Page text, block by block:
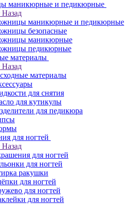
маникюрные и педикюрные
Назад
маникюрные и педикюрные
безопасные
маникюрные
педикюрные
материалы
Назад
материалы
для снятия
для кутикулы
для педикюра
для ногтей
Назад
для ногтей
для ногтей
ракушки
для ногтей
для ногтей
для ногтей